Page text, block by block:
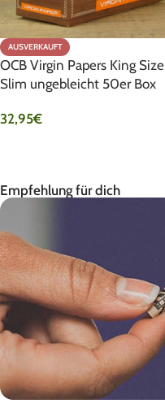
AUSVERKAUFT
OCB Virgin Papers King Size
Slim ungebleicht 50er Box
32,95€
Empfehlung für dich